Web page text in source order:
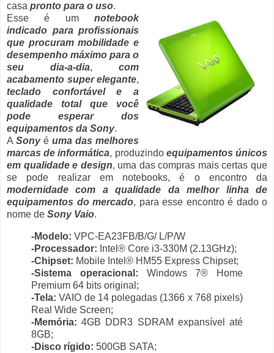
casa pronto para o uso.
Esse é um notebook
indicado para profissionais
que procuram mobilidade e
desempenho máximo para o
seu dia-a-dia, com
acabamento super elegante,
teclado confortável e a
qualidade total que você
pode esperar dos
equipamentos da Sony.
A Sony é uma das melhores
marcas de informática, produzindo equipamentos únicos
em qualidade e design, uma das compras mais certas que
se pode realizar em notebooks, é o encontro da
modernidade com a qualidade da melhor linha de
equipamentos do mercado, para esse encontro é dado o
nome de Sony Vaio.
-Modelo: VPC-EA23FB/B/G/ L/P/W
-Processador: Intel® Core i3-330M (2.13GHz);
-Chipset: Mobile Intel® HM55 Express Chipset;
-Sistema operacional: Windows 7® Home
Premium 64 bits original;
-Tela: VAIO de 14 polegadas (1366 x 768 pixels)
Real Wide Screen;
-Memória: 4GB DDR3 SDRAM expansível até
8GB;
-Disco rígido: 500GB SATA;